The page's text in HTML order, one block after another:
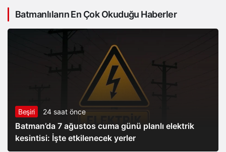
Batmanlıların En Çok Okuduğu Haberler
Beşiri 24 saat önce
Batman’da 7 ağustos cuma günü planlı elektrik
kesintisi: İşte etkilenecek yerler